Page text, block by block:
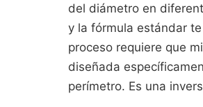
del diámetro en
y la fórmula estándar
proceso requiere que
diseñada
perímetro. Es una